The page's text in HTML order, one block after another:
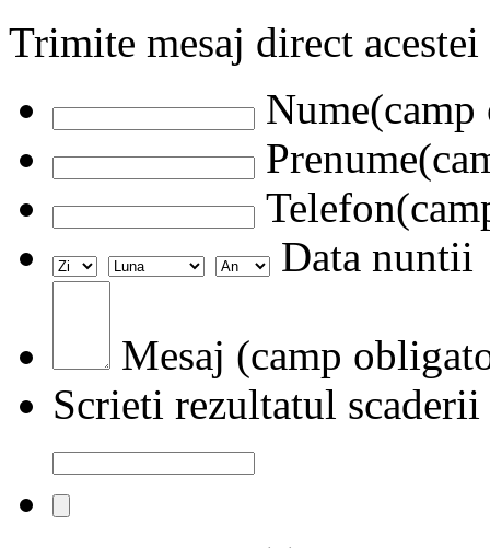
Trimite mesaj direct
Data nuntii
Mesaj (camp
Scrieti rezultatul scaderii